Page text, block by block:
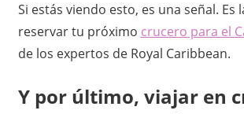
Si estás viendo esto, es una señal. Es
reservar tu próximo crucero para el
de los expertos de Royal Caribbean.
Y por último, viajar en